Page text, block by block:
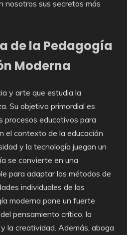
nosotros sus secretos más
de la Pedagogía
Moderna
y arte que estudia la
Su objetivo primordial es
procesos educativos para
el contexto de la educación
y la tecnología juegan un
se convierte en una
para adaptar los métodos de
individuales de los
moderna pone un fuerte
pensamiento crítico, la
la creatividad. Además, aboga